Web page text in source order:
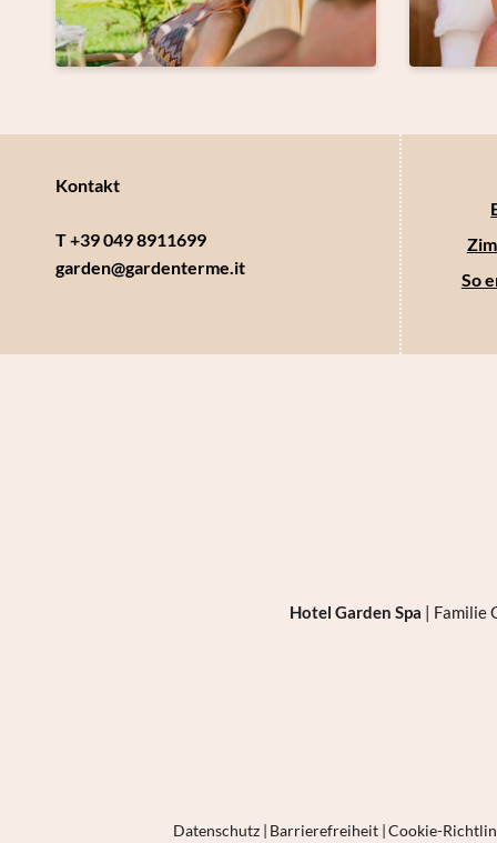
Kontakt
T +39 049 8911699
garden@gardenterme.it
So
Hotel Garden Spa | Familie
Datenschutz | Barrierefreiheit | Cookie-